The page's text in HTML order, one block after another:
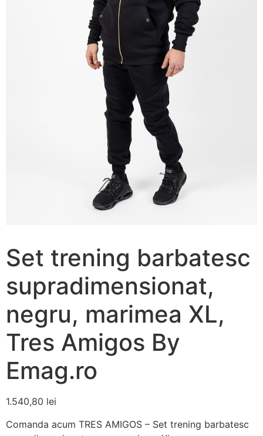
Set trening barbatesc
supradimensionat,
negru, marimea XL,
Tres Amigos By
Emag.ro
1.540,80 lei
Comanda acum TRES AMIGOS – Set trening barbatesc